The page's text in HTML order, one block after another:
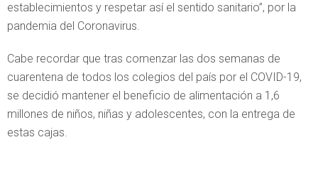
establecimientos y respetar así el sentido sanitario”, por la
pandemia del Coronavirus.
Cabe recordar que tras comenzar las dos semanas de
cuarentena de todos los colegios del país por el COVID-19,
se decidió mantener el beneficio de alimentación a 1,6
millones de niños, niñas y adolescentes, con la entrega de
estas cajas.